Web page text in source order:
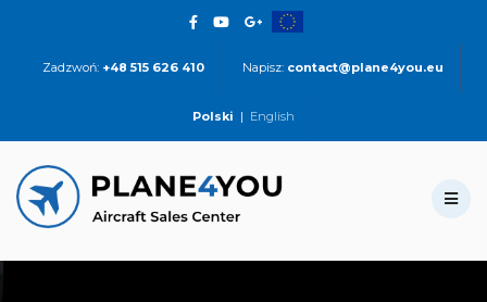
Zadzwoń: +48 515 626 410 Napisz: contact@plane4you.eu
Polski | English